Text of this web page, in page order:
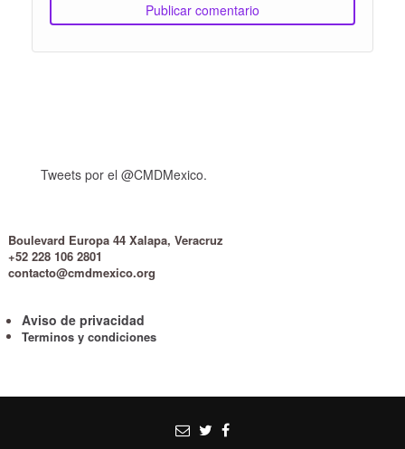
Tweets por el @CMDMexico.
Boulevard Europa 44 Xalapa, Veracruz
+52 228 106 2801
contacto@cmdmexico.org
Aviso de privacidad
Terminos y condiciones